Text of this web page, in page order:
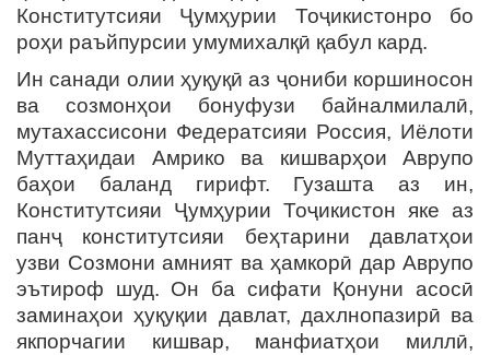
Конститутсияи Ҷумҳурии Тоҷикистонро бо
роҳи раъйпурсии умумихалқӣ қабул кард.
Ин санади олии ҳуқуқӣ аз ҷониби коршиносон
ва созмонҳои бонуфузи байналмилалӣ,
мутахассисони Федератсияи Россия, Иёлоти
Муттаҳидаи Амрико ва кишварҳои Аврупо
баҳои баланд гирифт. Гузашта аз ин,
Конститутсияи Ҷумҳурии Тоҷикистон яке аз
панҷ конститутсияи беҳтарини давлатҳои
узви Созмони амният ва ҳамкорӣ дар Аврупо
эътироф шуд. Он ба сифати Қонуни асосӣ
заминаҳои ҳуқуқии давлат, дахлнопазирӣ ва
якпорчагии кишвар, манфиатҳои миллӣ,